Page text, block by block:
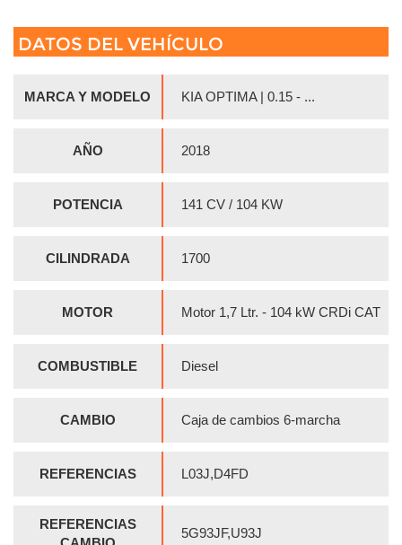
DATOS DEL VEHÍCULO
MARCA Y MODELO KIA OPTIMA | 0.15 - ...
AÑO 2018
POTENCIA 141 CV / 104 KW
CILINDRADA 1700
MOTOR Motor 1,7 Ltr. - 104 kW CRDi CAT
COMBUSTIBLE Diesel
CAMBIO Caja de cambios 6-marcha
REFERENCIAS L03J,D4FD
REFERENCIAS
5G93JF,U93J